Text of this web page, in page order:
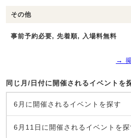
その他
事前予約必要, 先着順, 入場料無料
→
同じ月/日付に開催されるイベントを
6月に開催されるイベントを探す
6月11日に開催されるイベントを探